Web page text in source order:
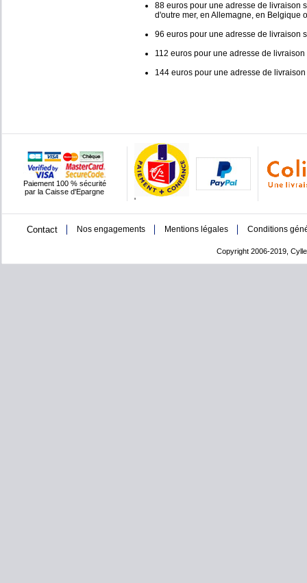
88 euros pour une adresse de livraison
d'outre mer, en Allemagne, en Belgique
96 euros pour une adresse de livraison
112 euros pour une adresse de
144 euros pour une adresse de
Paiement 100 % sécurité
par la Caisse d'Epargne
'
Contact Nos engagements Mentions légales Conditions
Copyright 2006-2019,